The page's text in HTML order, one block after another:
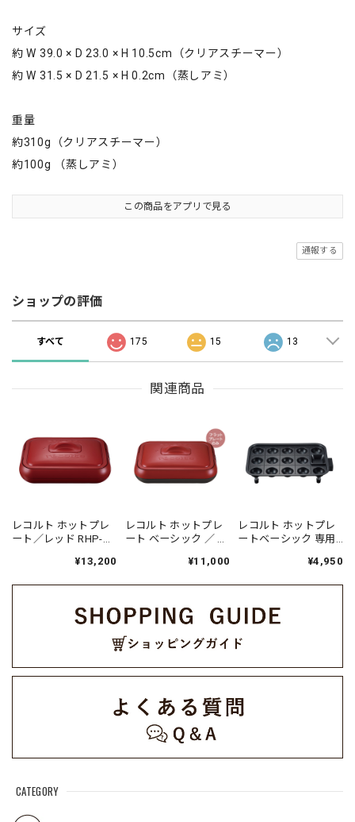
CATEGORY
サイズ
約 W 39.0 × D 23.0 × H 10.5cm（クリアスチーマー）
約 W 31.5 × D 21.5 × H 0.2cm（蒸しアミ）
重量
約310g（クリアスチーマー）
約100g （蒸しアミ）
この商品をアプリで見る
通報する
ショップの評価
すべて 175 15 13
関連商品
レコルト ホットプレ
ート／レッド RHP-
¥13,200
レコルト ホットプレ
ート ベーシック ／ レ
¥11,000
レコルト ホットプレ
ートベーシック 専用
¥4,950